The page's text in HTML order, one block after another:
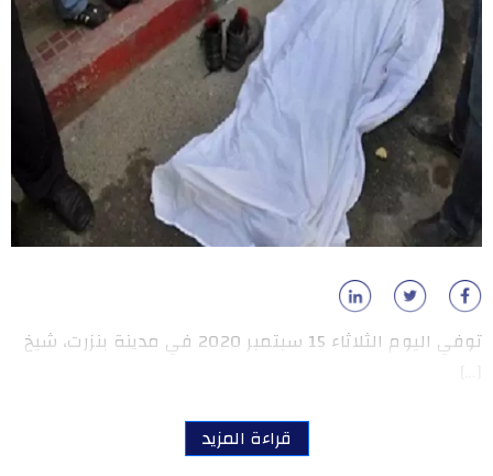
توفي اليوم الثلاثاء 15 سبتمبر 2020 في مدينة بنزرت، شيخ
قراءة المزيد